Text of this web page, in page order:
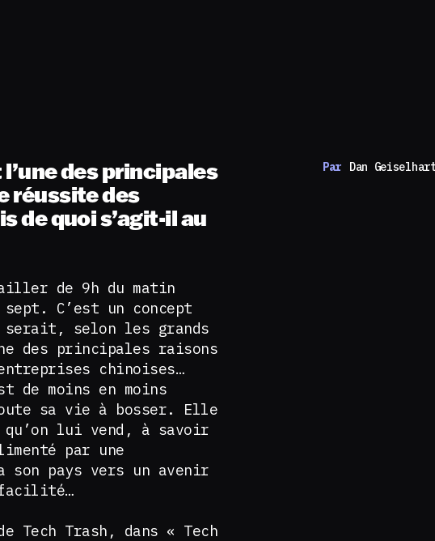
des principales
réussite des
de quoi s’agit-il au
de 9h du matin
C’est un concept
selon les grands
des principales raisons
chinoises…
de moins en moins
sa vie à bosser. Elle
qu’on lui vend, à savoir
par une
son pays vers un avenir
Tech Trash, dans « Tech
Par Dan